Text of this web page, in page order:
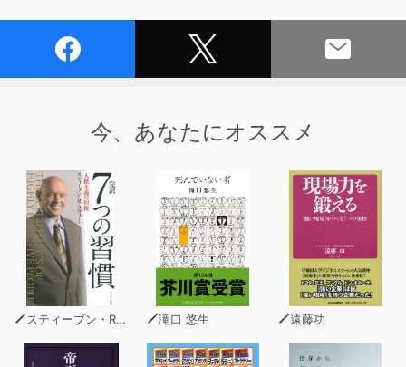
■テキストの内容■
日本での教授歴が長い王丹先生がやさしく指導する中国語
まず「発音編」でピンインや四声など発音の基本を学び、
「フレーズ編」で挨拶やお礼・お詫びなどの常用フレーズ
を身につけ、「会話編」で日常生活の場面別に対話の練習
をする。3ステップで学習を進められるので、途中で挫折
することもない。
会話で使われる表現パターンは34の「会話公式」で紹
介。巻末には「会話の常用単語BEST 300」と、切り取り
独習者はもちろん、大学の授業にもしっかり対応する内容
今、あなたにオススメ
スティーブン・R・コヴィー 滝口 悠生 遠藤功